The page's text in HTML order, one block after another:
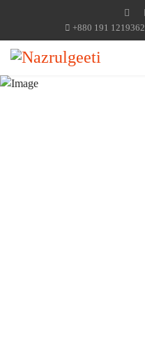
+880 191 1219362